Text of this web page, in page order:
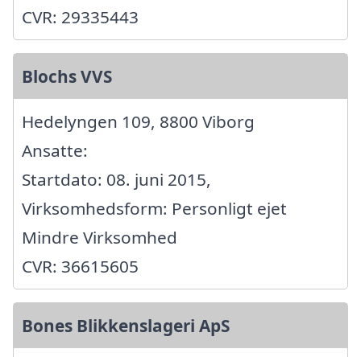
CVR: 29335443
Blochs VVS
Hedelyngen 109, 8800 Viborg
Ansatte:
Startdato: 08. juni 2015,
Virksomhedsform: Personligt ejet
Mindre Virksomhed
CVR: 36615605
Bones Blikkenslageri ApS